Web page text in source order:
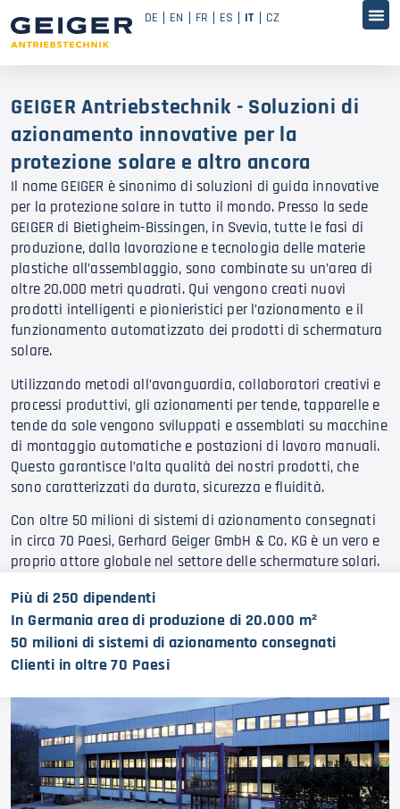
DE EN FR ES IT CZ
GEIGER Antriebstechnik - Soluzioni di
azionamento innovative per la
protezione solare e altro ancora
Il nome GEIGER è sinonimo di soluzioni di guida innovative
per la protezione solare in tutto il mondo. Presso la sede
GEIGER di Bietigheim-Bissingen, in Svevia, tutte le fasi di
produzione, dalla lavorazione e tecnologia delle materie
plastiche all’assemblaggio, sono combinate su un’area di
oltre 20.000 metri quadrati. Qui vengono creati nuovi
prodotti intelligenti e pionieristici per l’azionamento e il
funzionamento automatizzato dei prodotti di schermatura
solare.
Utilizzando metodi all’avanguardia, collaboratori creativi e
processi produttivi, gli azionamenti per tende, tapparelle e
tende da sole vengono sviluppati e assemblati su macchine
di montaggio automatiche e postazioni di lavoro manuali.
Questo garantisce l’alta qualità dei nostri prodotti, che
sono caratterizzati da durata, sicurezza e fluidità.
Con oltre 50 milioni di sistemi di azionamento consegnati
in circa 70 Paesi, Gerhard Geiger GmbH & Co. KG è un vero e
proprio attore globale nel settore delle schermature solari.
Più di 250 dipendenti
In Germania area di produzione di 20.000 m²
50 milioni di sistemi di azionamento consegnati
Clienti in oltre 70 Paesi